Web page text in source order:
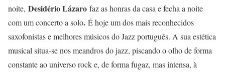
noite, Desidério Lázaro faz as honras da casa e fecha a noite
com um concerto a solo. É hoje um dos mais reconhecidos
saxofonistas e melhores músicos do Jazz português. A sua estética
musical situa-se nos meandros do jazz, piscando o olho de forma
constante ao universo rock e, de forma fugaz, mas intensa, à